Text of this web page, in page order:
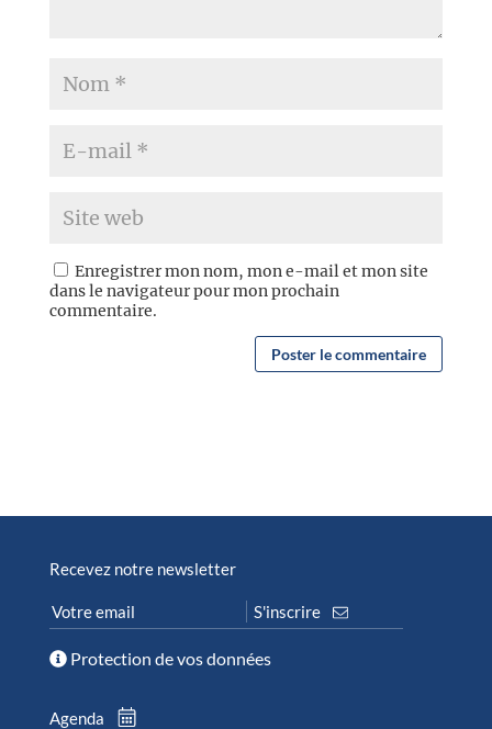
Enregistrer mon nom, mon e-mail et mon site
dans le navigateur pour mon prochain
commentaire.
Recevez notre newsletter
Protection de vos données
Agenda